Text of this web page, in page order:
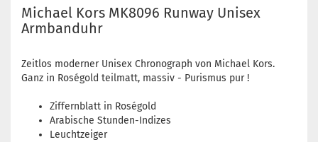
Michael Kors MK8096 Runway Unisex
Armbanduhr
Zeitlos moderner Unisex Chronograph von Michael Kors.
Ganz in Roségold teilmatt, massiv - Purismus pur !
Ziffernblatt in Roségold
Arabische Stunden-Indizes
Leuchtzeiger